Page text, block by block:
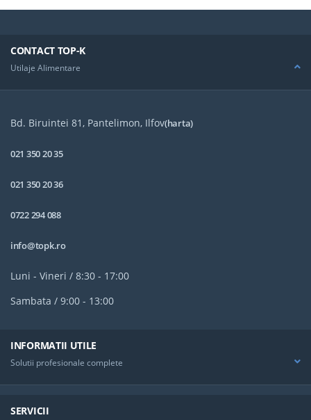
CONTACT TOP-K
Utilaje Alimentare
Bd. Biruintei 81, Pantelimon, Ilfov(harta)
021 350 20 35
021 350 20 36
0722 294 088
info@topk.ro
Luni - Vineri / 8:30 - 17:00
Sambata / 9:00 - 13:00
INFORMATII UTILE
Solutii profesionale complete
SERVICII